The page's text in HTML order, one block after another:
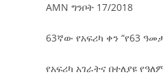
AMN ግንቦት 17/2018
63ኛው የአፍሪካ ቀን “የ63
የአፍሪካ አገራትና በተለያዩ